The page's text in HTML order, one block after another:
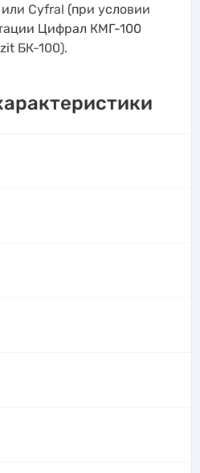
Cyfral (при условии
Цифрал КМГ-100
БК-100).